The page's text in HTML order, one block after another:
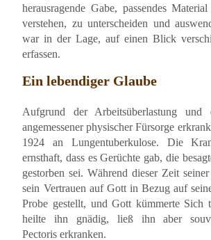
herausragende Gabe, passendes
verstehen, zu unterscheiden und
war in der Lage, auf einen Blick
erfassen.
Ein lebendiger Glaube
Aufgrund der Arbeitsüberlastung und
angemessener physischer Fürsorge
1924 an Lungentuberkulose. Die
ernsthaft, dass es Gerüchte gab, die
gestorben sei. Während dieser Zeit
sein Vertrauen auf Gott in Bezug auf
Probe gestellt, und Gott kümmerte Sich
heilte ihn gnädig, ließ ihn aber
Pectoris erkranken.